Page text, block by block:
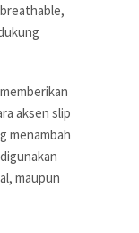
aksen slip
menambah
maupun